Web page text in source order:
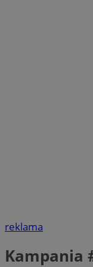
reklama
Kampania